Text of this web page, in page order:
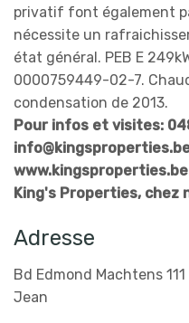
privatif font également
nécessite un
état général. PEB E
0000759449-02-7.
condensation de 2013.
Pour infos et visites:
King's Properties, chez
Adresse
Bd Edmond Machtens
Jean